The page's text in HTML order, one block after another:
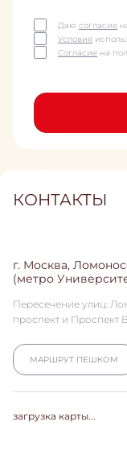
Даю согласие
Условия
Согласие на
КОНТАКТЫ
г. Москва,
(метро
Пересечение улиц:
проспект и Проспект
МАРШРУТ ПЕШКОМ
загрузка карты...